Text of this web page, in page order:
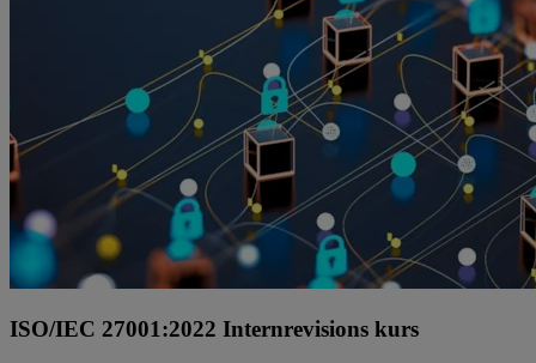
ISO/IEC 27001:2022 Internrevisions kurs